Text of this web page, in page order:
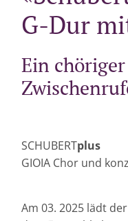
G-Dur
Ein
SCHUBERTplus
GIOIA Chor und
Am 03. 2025 lädt